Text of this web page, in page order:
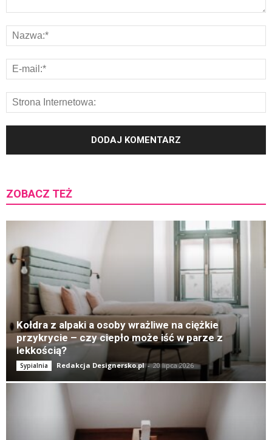
ZOBACZ TEŻ
Kołdra z alpaki a osoby wrażliwe na ciężkie
przykrycie – czy ciepło może iść w parze z
lekkością?
Sypialnia Redakcja Designersko.pl - 20 lipca 2026